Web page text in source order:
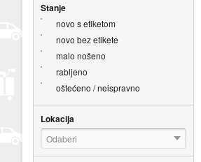
Stanje
novo s etiketom
novo bez etikete
malo nošeno
rabljeno
oštećeno / neispravno
Lokacija
Odaberi